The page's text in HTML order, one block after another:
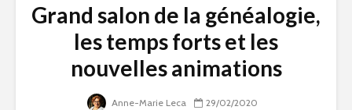
Grand salon de la généalogie,
les temps forts et les
nouvelles animations
Anne-Marie Leca
29/02/2020